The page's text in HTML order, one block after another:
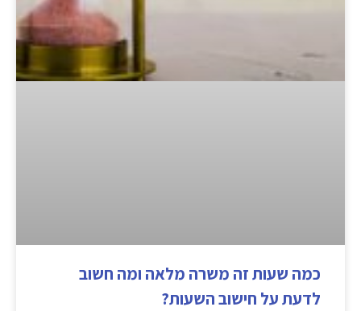
כמה שעות זה משרה מלאה ומה חשוב
לדעת על חישוב השעות?